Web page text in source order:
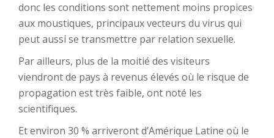
donc les conditions sont nettement moins propices
aux moustiques, principaux vecteurs du virus qui
peut aussi se transmettre par relation sexuelle.
Par ailleurs, plus de la moitié des visiteurs
viendront de pays à revenus élevés où le risque de
propagation est très faible, ont noté les
scientifiques.
Et environ 30 % arriveront d’Amérique Latine où le